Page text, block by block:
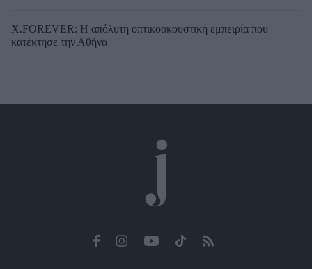
X.FOREVER: Η απόλυτη οπτικοακουστική εμπειρία που
κατέκτησε την Αθήνα